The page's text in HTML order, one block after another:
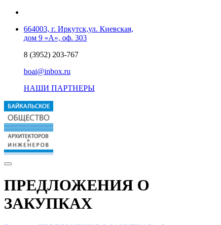
664003, г. Иркутск,ул. Киевская,
дом 9 «А», оф. 303
8 (3952) 203-767
boai@inbox.ru
НАШИ ПАРТНЕРЫ
ПРЕДЛОЖЕНИЯ О
ЗАКУПКАХ